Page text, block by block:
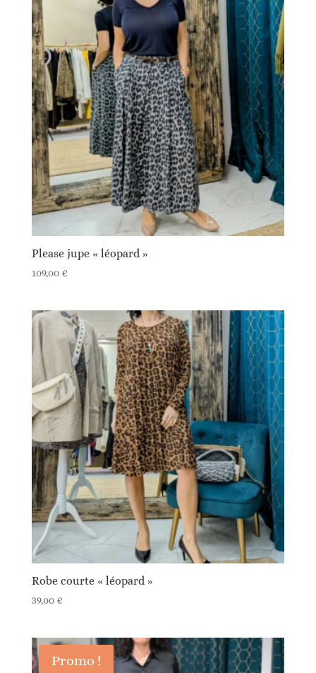
Please jupe « léopard »
109,00 €
Robe courte « léopard »
39,00 €
Promo !